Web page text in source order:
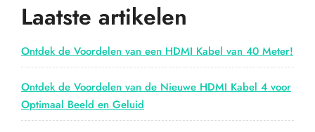
apparaten
moderne
schermen”
Laatste artikelen
Ontdek de Voordelen van een HDMI Kabel van 40 Meter!
Ontdek de Voordelen van de Nieuwe HDMI Kabel 4 voor
Optimaal Beeld en Geluid